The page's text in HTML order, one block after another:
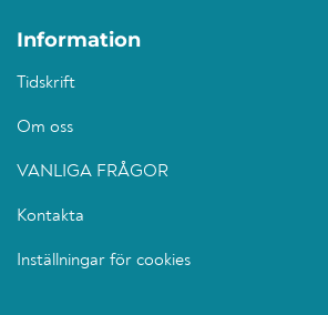
Information
Tidskrift
Om oss
VANLIGA FRÅGOR
Kontakta
Inställningar för cookies